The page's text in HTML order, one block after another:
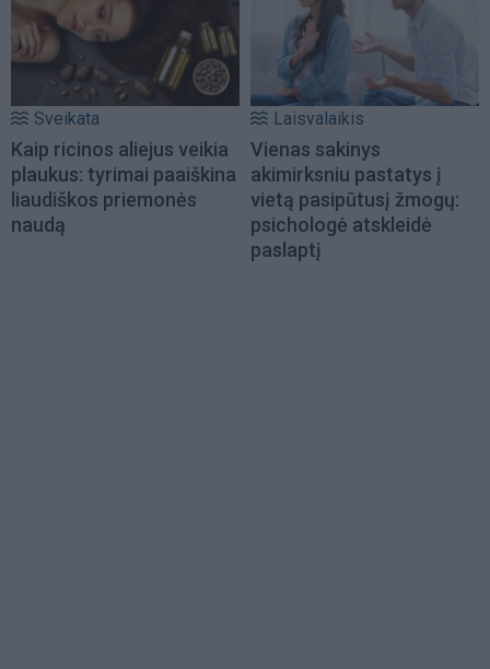
Sveikata
Kaip ricinos aliejus veikia
plaukus: tyrimai paaiškina
liaudiškos priemonės
naudą
Laisvalaikis
Vienas sakinys
akimirksniu pastatys į
vietą pasipūtusį žmogų:
psichologė atskleidė
paslaptį